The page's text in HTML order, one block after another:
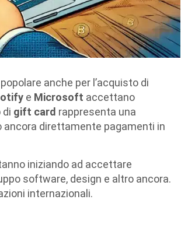
anche per l’acquisto di
e Microsoft accettano
di gift card rappresenta una
ancora direttamente pagamenti in
iniziando ad accettare
software, design e altro ancora.
internazionali.